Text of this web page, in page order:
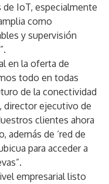
IoT, especialmente
como
y supervisión
en la oferta de
todo en todas
de la conectividad
director ejecutivo de
clientes ahora
además de ‘red de
para acceder a
empresarial listo